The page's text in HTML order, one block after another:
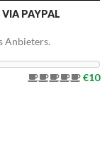
VIA PAYPAL
Anbieters.
€10